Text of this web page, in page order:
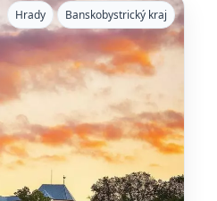
Hrady Banskobystrický kraj